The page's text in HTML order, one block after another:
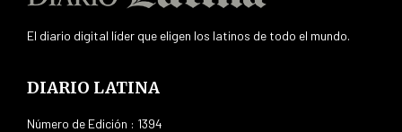
El diario digital líder que eligen los latinos de todo el mundo.
DIARIO LATINA
Número de Edición : 1394